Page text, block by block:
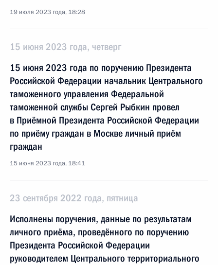
19 июля 2023 года, 18:28
15 июня 2023 года, четверг
15 июня 2023 года по поручению Президента
Российской Федерации начальник Центрального
таможенного управления Федеральной
таможенной службы Сергей Рыбкин провел
в Приёмной Президента Российской Федерации
по приёму граждан в Москве личный приём
граждан
15 июня 2023 года, 18:41
23 сентября 2022 года, пятница
Исполнены поручения, данные по результатам
личного приёма, проведённого по поручению
Президента Российской Федерации
руководителем Центрального территориального